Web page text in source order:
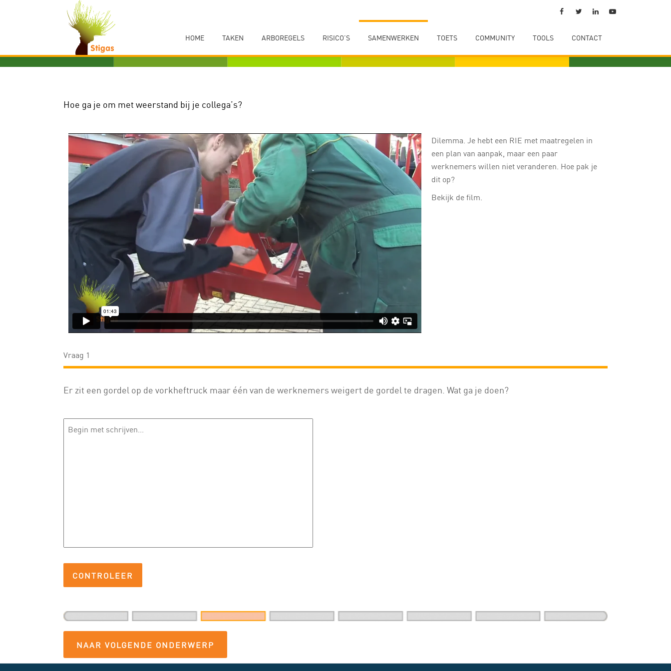
naar
de
HOME TAKEN ARBOREGELS RISICO’S SAMENWERKEN TOETS COMMUNITY TOOLS CONTACT
Hoe ga je om met weerstand bij je collega’s?
Dilemma. Je hebt een RIE met maatregelen in
een plan van aanpak, maar een paar
werknemers willen niet veranderen. Hoe pak je
dit op?
Bekijk de film.
Vraag 1
NAAR VOLGENDE ONDERWERP